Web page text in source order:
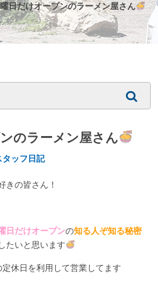
日だけオープンのラーメン屋さん
のラーメン屋さん
タッフ日記
きの皆さん！
日だけオープンの知る人ぞ知る秘密
たいと思います
休日を利用して営業してます